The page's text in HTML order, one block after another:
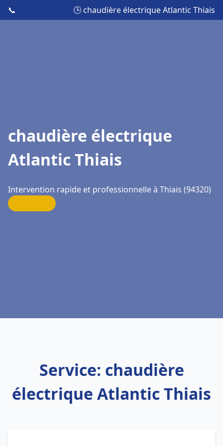
📞 🕒 chaudière électrique Atlantic Thiais
chaudière électrique
Atlantic Thiais
Intervention rapide et professionnelle à Thiais (94320)
Service: chaudière
électrique Atlantic Thiais